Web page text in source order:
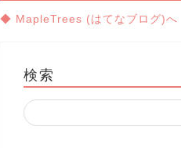
◆ MapleTrees (はてなブログ)へ
検索